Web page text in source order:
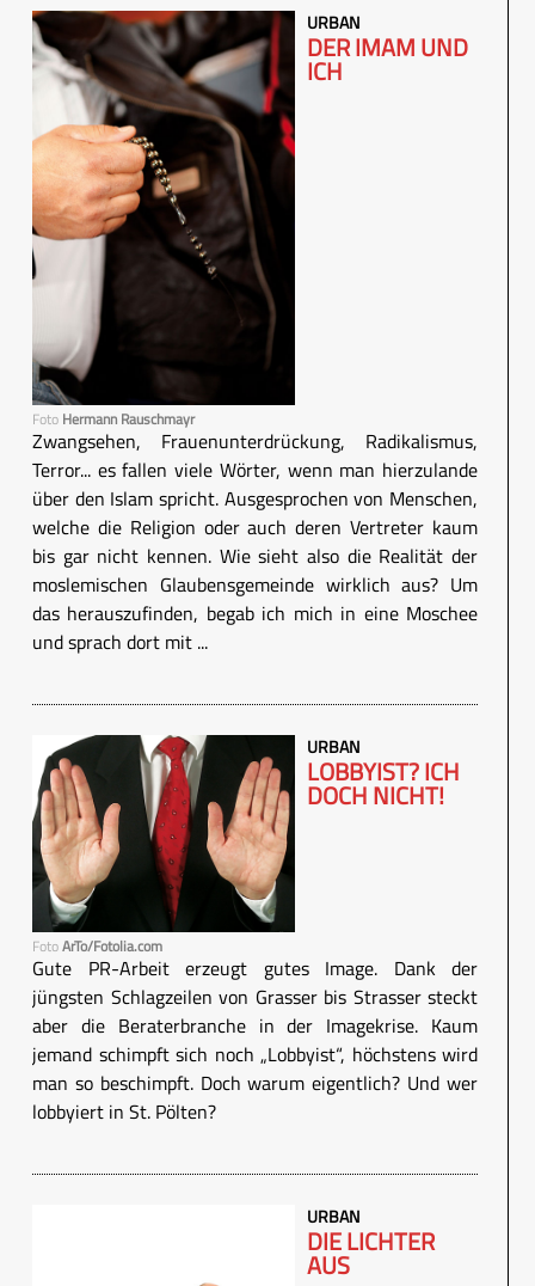
Foto Hermann Rauschmayr
URBAN
DER IMAM UND
ICH
Zwangsehen, Frauenunterdrückung, Radikalismus,
Terror... es fallen viele Wörter, wenn man hierzulande
über den Islam spricht. Ausgesprochen von Menschen,
welche die Religion oder auch deren Vertreter kaum
bis gar nicht kennen. Wie sieht also die Realität der
moslemischen Glaubensgemeinde wirklich aus? Um
das herauszufinden, begab ich mich in eine Moschee
und sprach dort mit ...
FotoArTo/Fotolia.com
URBAN
LOBBYIST? ICH
DOCH NICHT!
Gute PR-Arbeit erzeugt gutes Image. Dank der
jüngsten Schlagzeilen von Grasser bis Strasser steckt
aber die Beraterbranche in der Imagekrise. Kaum
jemand schimpft sich noch „Lobbyist“, höchstens wird
man so beschimpft. Doch warum eigentlich? Und wer
lobbyiert in St. Pölten?
URBAN
DIE LICHTER
AUS